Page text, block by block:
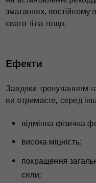
змаганнях, постійному
свого тіла тощо.
Ефекти
Завдяки тренуванням
ви отримаєте, серед
відмінна фізична
висока міцність;
покращення
сили;